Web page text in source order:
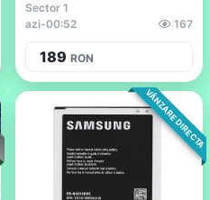
Sector 1
azi-00:52 167
189 RON
VÂNZARE DIRECTA